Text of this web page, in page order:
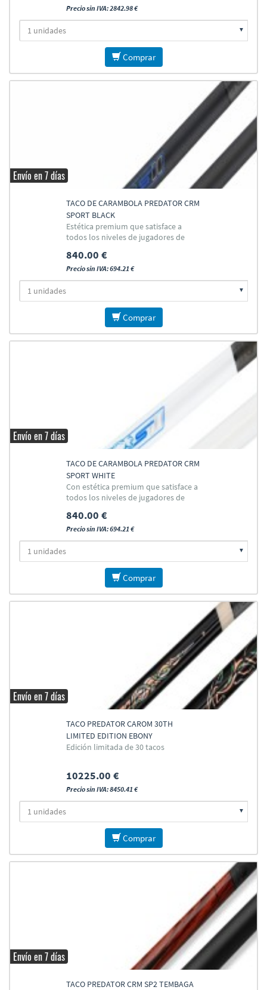
Precio sin IVA: 2842.98 €
Comprar
Envío en 7 días
TACO DE CARAMBOLA PREDATOR CRM
SPORT BLACK
Estética premium que satisface a
todos los niveles de jugadores de
840.00 €
Precio sin IVA: 694.21 €
Comprar
Envío en 7 días
TACO DE CARAMBOLA PREDATOR CRM
SPORT WHITE
Con estética premium que satisface a
todos los niveles de jugadores de
840.00 €
Precio sin IVA: 694.21 €
Comprar
Envío en 7 días
TACO PREDATOR CAROM 30TH
LIMITED EDITION EBONY
Edición limitada de 30 tacos
10225.00 €
Precio sin IVA: 8450.41 €
Comprar
Envío en 7 días
TACO PREDATOR CRM SP2 TEMBAGA